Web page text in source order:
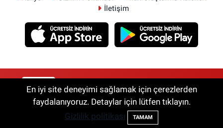
İletişim
RSS Copyright © 2026. Her hakkı saklıdır.
Haber Yazılımı:TE Bilişim
En iyi site deneyimi sağlamak için çerezlerden
faydalanıyoruz. Detaylar için lütfen tıklayın.
Gizlilik politikası
TAMAM